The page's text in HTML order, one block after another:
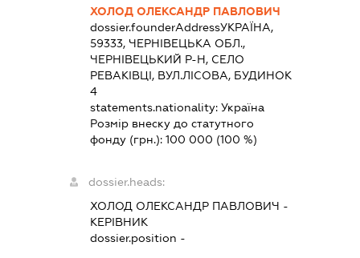
ХОЛОД ОЛЕКСАНДР ПАВЛОВИЧ
dossier.founderAddressУКРАЇНА,
59333, ЧЕРНІВЕЦЬКА ОБЛ.,
ЧЕРНІВЕЦЬКИЙ Р-Н, СЕЛО
РЕВАКІВЦІ, ВУЛ.ЛІСОВА, БУДИНОК
4
statements.nationality: Україна
Розмір внеску до статутного
фонду (грн.): 100 000 (100 %)
dossier.heads:
ХОЛОД ОЛЕКСАНДР ПАВЛОВИЧ -
КЕРІВНИК
dossier.position -